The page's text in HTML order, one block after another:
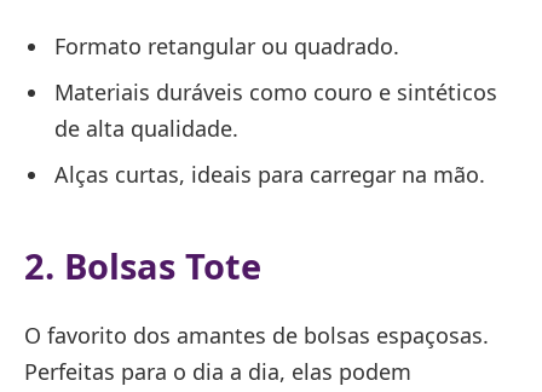
Formato retangular ou quadrado.
Materiais duráveis como couro e sintéticos
de alta qualidade.
Alças curtas, ideais para carregar na mão.
2. Bolsas Tote
O favorito dos amantes de bolsas espaçosas.
Perfeitas para o dia a dia, elas podem